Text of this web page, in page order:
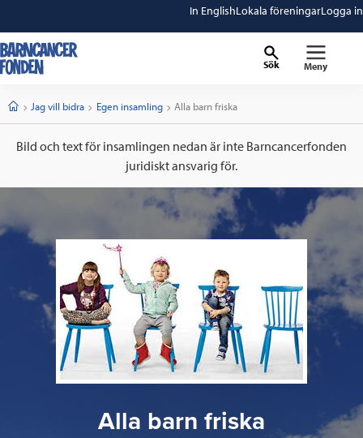
In EnglishLokala föreningarLogga in
Sök Meny
StartJag vill bidra Egen insamling Current:
Alla barn friska
Bild och text för insamlingen nedan är inte Barncancerfonden
juridiskt ansvarig för.
Alla barn friska